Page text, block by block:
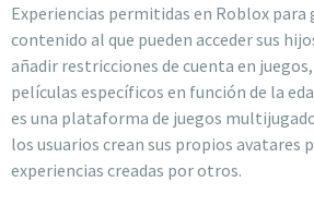
Experiencias permitidas‍ en Roblox
contenido al que pueden acceder sus
añadir restricciones de cuenta en
películas específicos en función de la
es una plataforma de juegos
los usuarios crean sus propios avatares
experiencias creadas por otros.